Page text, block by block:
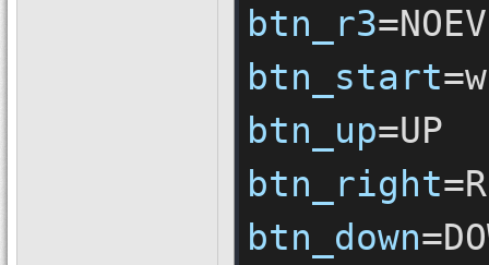
btn_r3
btn_start
btn_up
btn_right
btn_down